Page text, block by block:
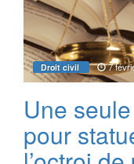
Droit civil 7
Une
pour